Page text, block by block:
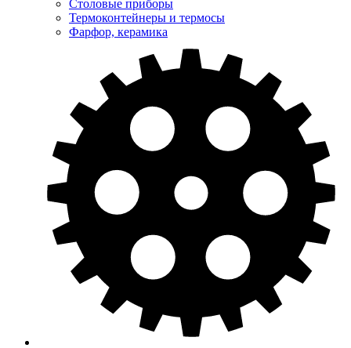
Столовые приборы
Термоконтейнеры и термосы
Фарфор, керамика